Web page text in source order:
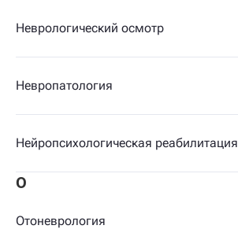
Неврологический осмотр
Невропатология
Нейропсихологическая реабилитация
О
Отоневрология